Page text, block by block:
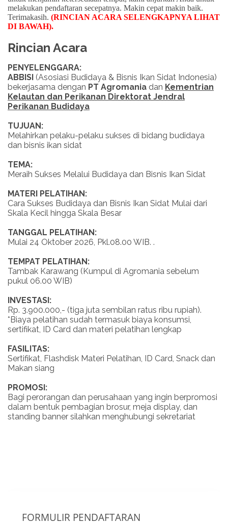
melakukan pendaftaran secepatnya. Makin cepat makin baik.
Terimakasih. (RINCIAN ACARA SELENGKAPNYA LIHAT
DI BAWAH).
Rincian Acara
PENYELENGGARA:
ABBISI (Asosiasi Budidaya & Bisnis Ikan Sidat Indonesia)
bekerjasama dengan PT Agromania dan Kementrian
Kelautan dan Perikanan Direktorat Jendral
Perikanan Budidaya
TUJUAN:
Melahirkan pelaku-pelaku sukses di bidang budidaya
dan bisnis ikan sidat
TEMA:
Meraih Sukses Melalui Budidaya dan Bisnis Ikan Sidat
MATERI PELATIHAN:
Cara Sukses Budidaya dan Bisnis Ikan Sidat Mulai dari
Skala Kecil hingga Skala Besar
TANGGAL PELATIHAN:
Mulai 24 Oktober 2026, Pkl.08.00 WIB. .
TEMPAT PELATIHAN:
Tambak Karawang (Kumpul di Agromania sebelum
pukul 06.00 WIB)
INVESTASI:
Rp. 3.900.000,- (tiga juta sembilan ratus ribu rupiah).
*Biaya pelatihan sudah termasuk biaya konsumsi,
sertifikat, ID Card dan materi pelatihan lengkap
FASILITAS:
Sertifikat, Flashdisk Materi Pelatihan, ID Card, Snack dan
Makan siang
PROMOSI:
Bagi perorangan dan perusahaan yang ingin berpromosi
dalam bentuk pembagian brosur, meja display, dan
standing banner silahkan menghubungi sekretariat